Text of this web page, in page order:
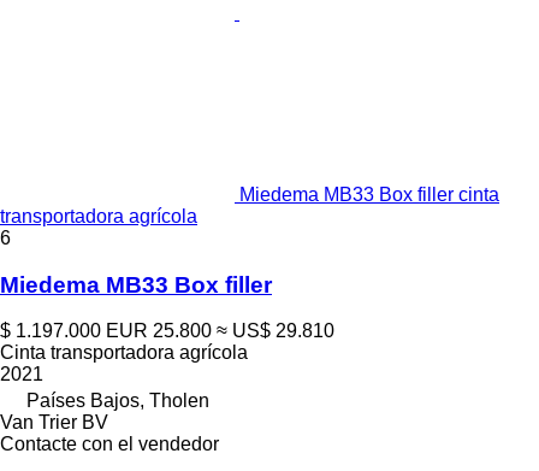
Miedema MB33 Box filler cinta
transportadora agrícola
6
Miedema MB33 Box filler
$ 1.197.000 EUR 25.800 ≈ US$ 29.810
Cinta transportadora agrícola
2021
Países Bajos, Tholen
Van Trier BV
Contacte con el vendedor